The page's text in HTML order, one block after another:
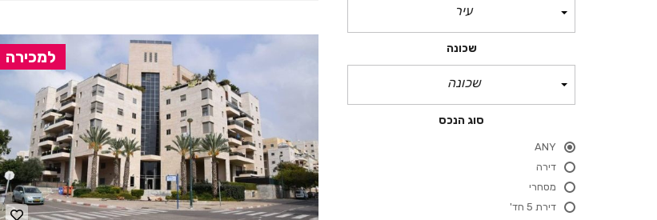
עיר
שכונה
שכונה
סוג הנכס
ANY
דירה
מסחרי
דירת 5 חד'
למכירה